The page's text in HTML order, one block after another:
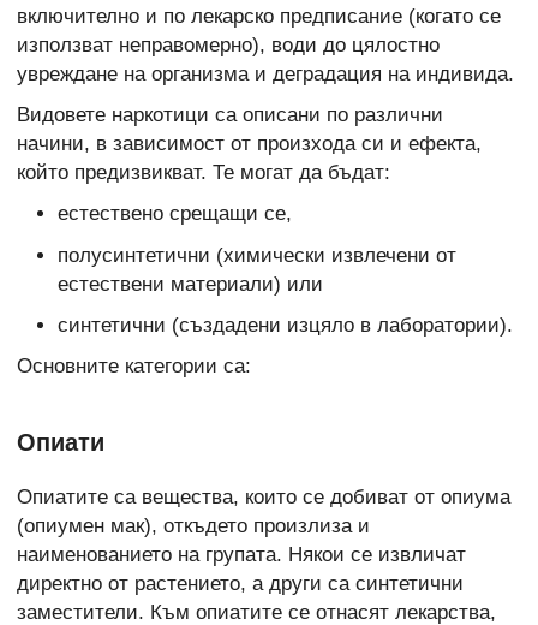
включително и по лекарско предписание (когато се
използват неправомерно), води до цялостно
увреждане на организма и деградация на индивида.
Видовете наркотици са описани по различни
начини, в зависимост от произхода си и ефекта,
който предизвикват. Те могат да бъдат:
естествено срещащи се,
полусинтетични (химически извлечени от
естествени материали) или
синтетични (създадени изцяло в лаборатории).
Основните категории са:
Опиати
Опиатите са вещества, които се добиват от опиума
(опиумен мак), откъдето произлиза и
наименованието на групата. Някои се извличат
директно от растението, а други са синтетични
заместители. Към опиатите се отнасят лекарства,